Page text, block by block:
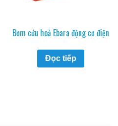
Bơm cứu hoả Ebara động cơ điện
Đọc tiếp